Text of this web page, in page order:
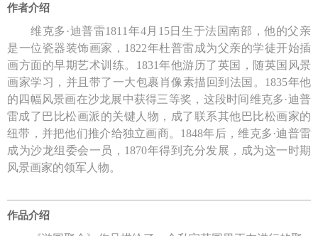
作者介绍
维克多·迪普雷1811年4月15日生于法国南部，他的父亲
是一位瓷器装饰画家，1822年杜普雷成为父亲的学徒开始插
画方面的早期艺术训练。1831年他游历了英国，随英国风景
画家学习，并且带了一大包裹肖像素描回到法国。1835年他
的四幅风景画在沙龙展中获得三等奖，这段时间 维克多·迪普
雷成了巴比松画派的关键人物，成了联系其他巴比松画家的
纽带，并把他们推介给独立画商。1848年后，维克多·迪普雷
成为沙龙组委会一员，1870年得到充分发展，成为这一时期
风景画家的领军人物。
作品介绍